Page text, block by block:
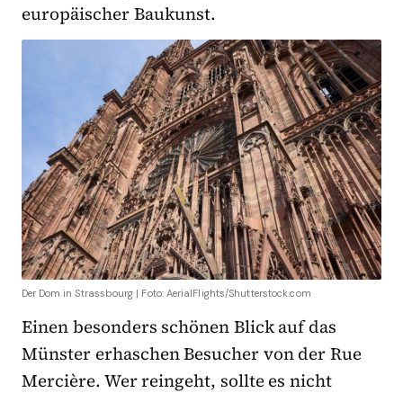
europäischer Baukunst.
Der Dom in Strassbourg | Foto: AerialFlights/Shutterstock.com
Einen besonders schönen Blick auf das
Münster erhaschen Besucher von der Rue
Mercière. Wer reingeht, sollte es nicht